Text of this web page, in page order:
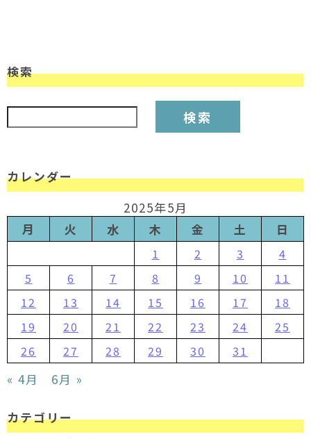
検索
検索:
カレンダー
2025年5月
月
火 水 木 金 土 日
1 2 3
4
5
6 7 8 9 10
11
12
13 14 15 16 17
18
19
20 21 22 23 24
25
26
27 28 29 30 31
« 4月 6月 »
カテゴリー